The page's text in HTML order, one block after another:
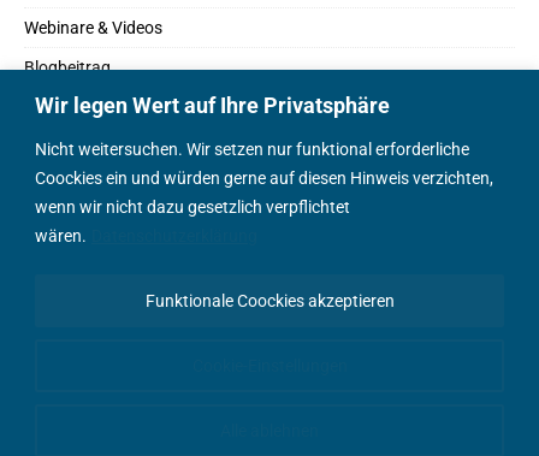
Wir legen Wert auf Ihre Privatsphäre
Nicht weitersuchen. Wir setzen nur funktional erforderliche
Coockies ein und würden gerne auf diesen Hinweis verzichten,
wenn wir nicht dazu gesetzlich verpflichtet
wären.
Funktionale Coockies akzeptieren
Webinare & Videos
Blogbeitrag
Fachbücher
Marktreport
Podcasts
Positionspapier
English Content